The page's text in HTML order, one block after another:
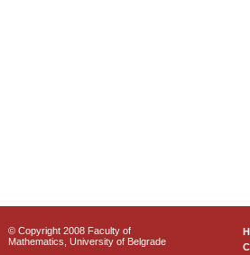
© Copyright 2008 Faculty of
Mathematics, University of Belgrade